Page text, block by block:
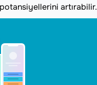
artırabilir.